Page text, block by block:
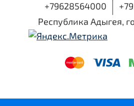
+79628564000
Республика Адыгея,